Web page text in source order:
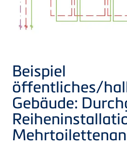
Beispiel
öffentliches/
Gebäude: